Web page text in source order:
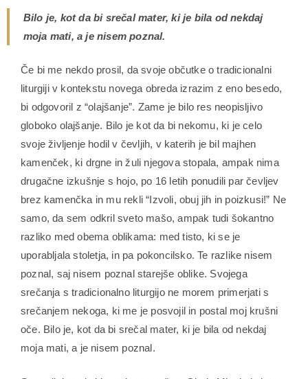
Bilo je, kot da bi srečal mater, ki je bila od nekdaj
moja mati, a je nisem poznal.
Če bi me nekdo prosil, da svoje občutke o tradicionalni
liturgiji v kontekstu novega obreda izrazim z eno besedo,
bi odgovoril z “olajšanje”. Zame je bilo res neopisljivo
globoko olajšanje. Bilo je kot da bi nekomu, ki je celo
svoje življenje hodil v čevljih, v katerih je bil majhen
kamenček, ki drgne in žuli njegova stopala, ampak nima
drugačne izkušnje s hojo, po 16 letih ponudili par čevljev
brez kamenčka in mu rekli “Izvoli, obuj jih in poizkusi!” Ne
samo, da sem odkril sveto mašo, ampak tudi šokantno
razliko med obema oblikama: med tisto, ki se je
uporabljala stoletja, in pa pokoncilsko. Te razlike nisem
poznal, saj nisem poznal starejše oblike. Svojega
srečanja s tradicionalno liturgijo ne morem primerjati s
srečanjem nekoga, ki me je posvojil in postal moj krušni
oče. Bilo je, kot da bi srečal mater, ki je bila od nekdaj
moja mati, a je nisem poznal.